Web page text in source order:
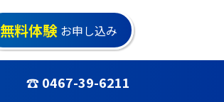
無料体験 お申し込み
☎ 0467-39-6211